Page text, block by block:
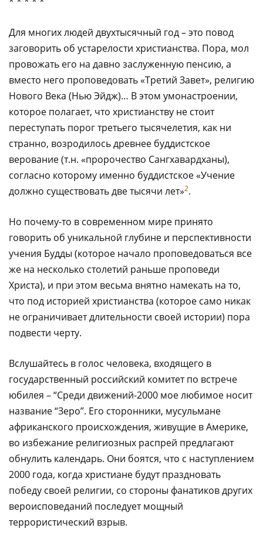
Для многих людей двухтысячный год – это повод
заговорить об устарелости христианства. Пора, мол
провожать его на давно заслуженную пенсию, а
вместо него проповедовать «Третий Завет», религию
Нового Века (Нью Эйдж)… В этом умонастроении,
которое полагает, что христианству не стоит
переступать порог третьего тысячелетия, как ни
странно, возродилось древнее буддистское
верование (т.н. «пророчество Сангхавардханы),
согласно которому именно буддистское «Учение
должно существовать две тысячи лет»2.
Но почему-то в современном мире принято
говорить об уникальной глубине и перспективности
учения Будды (которое начало проповедоваться все
же на несколько столетий раньше проповеди
Христа), и при этом весьма внятно намекать на то,
что под историей христианства (которое само никак
не ограничивает длительности своей истории) пора
подвести черту.
Вслушайтесь в голос человека, входящего в
государственный российский комитет по встрече
юбилея – “Среди движений-2000 мое любимое носит
название “Зеро”. Его сторонники, мусульмане
африканского происхождения, живущие в Америке,
во избежание религиозных распрей предлагают
обнулить календарь. Они боятся, что с наступлением
2000 года, когда христиане будут праздновать
победу своей религии, со стороны фанатиков других
вероисповеданий последует мощный
террористический взрыв.